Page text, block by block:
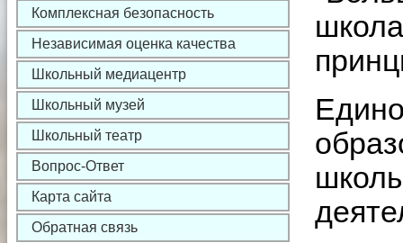
Комплексная безопасность
Независимая оценка качества
Школьный медиацентр
Школьный музей
Школьный театр
Вопрос-Ответ
Карта сайта
Обратная связь